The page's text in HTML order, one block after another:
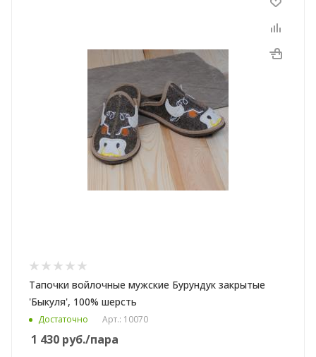
Тапочки войлочные мужские Бурундук закрытые
'Быкуля', 100% шерсть
Достаточно Арт.: 10070
1 430 руб./пара